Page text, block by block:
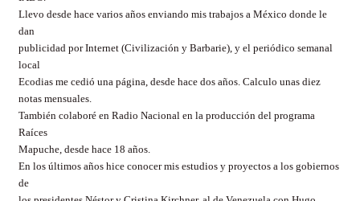
Llevo desde hace varios años enviando mis trabajos a México donde le
dan
publicidad por Internet (Civilización y Barbarie), y el periódico semanal
local
Ecodias me cedió una página, desde hace dos años. Calculo unas diez
notas mensuales.
También colaboré en Radio Nacional en la producción del programa
Raíces
Mapuche, desde hace 18 años.
En los últimos años hice conocer mis estudios y proyectos a los gobiernos
de